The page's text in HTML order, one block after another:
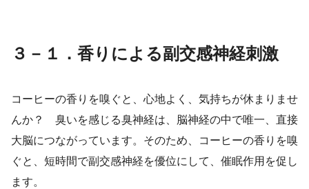
３－１．香りによる副交感神経刺激
コーヒーの香りを嗅ぐと、心地よく、気持ちが休まりませ
んか？ 臭いを感じる臭神経は、脳神経の中で唯一、直接
大脳につながっています。そのため、コーヒーの香りを嗅
ぐと、短時間で副交感神経を優位にして、催眠作用を促し
ます。